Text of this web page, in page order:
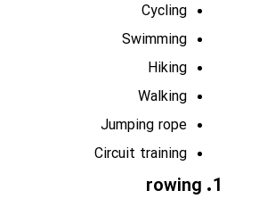
Cycling
Swimming
Hiking
Walking
Jumping rope
Circuit training
1.
rowing